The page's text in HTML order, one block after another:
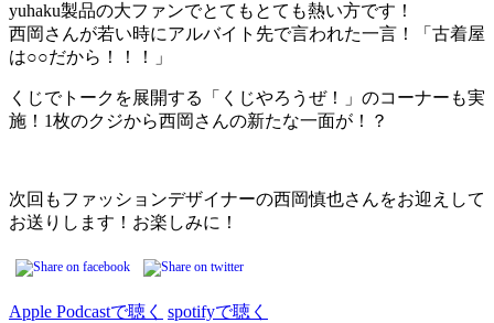
yuhaku製品の大ファンでとてもとても熱い方です！
西岡さんが若い時にアルバイト先で言われた一言！「古着屋
は○○だから！！！」
くじでトークを展開する「くじやろうぜ！」のコーナーも実
施！1枚のクジから西岡さんの新たな一面が！？
次回もファッションデザイナーの西岡慎也さんをお迎えして
お送りします！お楽しみに！
Apple Podcastで聴く spotifyで聴く